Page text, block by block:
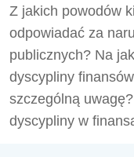
Z jakich powodów
odpowiadać za
publicznych? Na
dyscypliny
szczególną
dyscypliny w